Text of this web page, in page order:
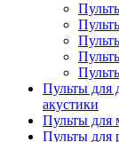
Пульты для
акустики
Пульты для
Пульты для